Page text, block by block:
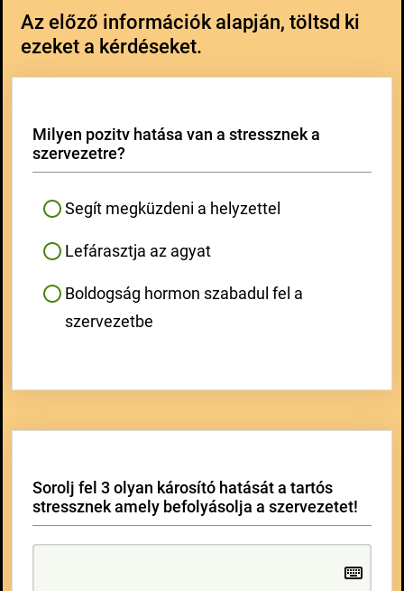
Az előző információk alapján, töltsd ki
ezeket a kérdéseket.
Milyen pozitv hatása van a stressznek a
szervezetre?
Segít megküzdeni a helyzettel
Lefárasztja az agyat
Boldogság hormon szabadul fel a
szervezetbe
Sorolj fel 3 olyan károsító hatását a tartós
stressznek amely befolyásolja a szervezetet!